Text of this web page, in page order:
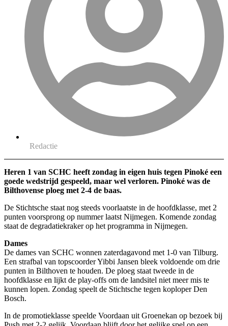
Redactie
Heren 1 van SCHC heeft zondag in eigen huis tegen Pinoké een
goede wedstrijd gespeeld, maar wel verloren. Pinoké was de
Bilthovense ploeg met 2-4 de baas.
De Stichtsche staat nog steeds voorlaatste in de hoofdklasse, met 2
punten voorsprong op nummer laatst Nijmegen. Komende zondag
staat de degradatiekraker op het programma in Nijmegen.
Dames
De dames van SCHC wonnen zaterdagavond met 1-0 van Tilburg.
Een strafbal van topscoorder Yibbi Jansen bleek voldoende om drie
punten in Bilthoven te houden. De ploeg staat tweede in de
hoofdklasse en lijkt de play-offs om de landsitel niet meer mis te
kunnen lopen. Zondag speelt de Stichtsche tegen koploper Den
Bosch.
In de promotieklasse speelde Voordaan uit Groenekan op bezoek bij